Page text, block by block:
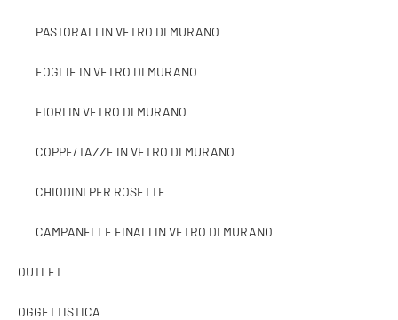
PASTORALI IN VETRO DI MURANO
FOGLIE IN VETRO DI MURANO
FIORI IN VETRO DI MURANO
COPPE/TAZZE IN VETRO DI MURANO
CHIODINI PER ROSETTE
CAMPANELLE FINALI IN VETRO DI MURANO
OUTLET
OGGETTISTICA